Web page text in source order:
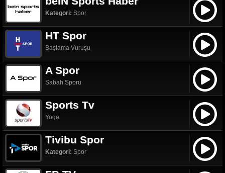
Kategori: Spor
HT Spor
Başlama Vuruşu
A Spor
Sabah Sporu
Sports Tv
Yoga
Tivibu Spor
Kategori: Spor